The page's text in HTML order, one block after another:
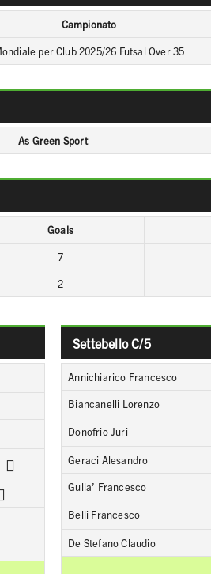
Campionato
per Club 2025/26 Futsal Over 35
As Green Sport
Goals
7
2
Settebello C/5
Annichiarico Francesco
Biancanelli Lorenzo
Donofrio Juri
Geraci Alesandro
Gulla’ Francesco
Belli Francesco
De Stefano Claudio